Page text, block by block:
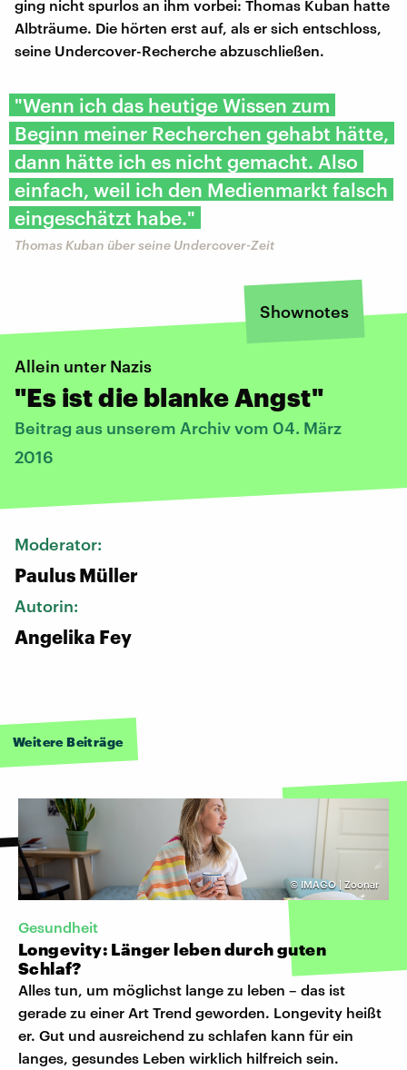
ging nicht spurlos an ihm vorbei: Thomas Kuban hatte
Albträume. Die hörten erst auf, als er sich entschloss,
seine Undercover-Recherche abzuschließen.
"Wenn ich das heutige Wissen zum
Beginn meiner Recherchen gehabt hätte,
dann hätte ich es nicht gemacht. Also
einfach, weil ich den Medienmarkt falsch
eingeschätzt habe."
Thomas Kuban über seine Undercover-Zeit
Shownotes
Allein unter Nazis
"Es ist die blanke Angst"
Beitrag aus unserem Archiv vom 04. März
2016
Moderator:
Paulus Müller
Autorin:
Angelika Fey
Weitere Beiträge
© IMAGO | Zoonar
Gesundheit
Longevity: Länger leben durch guten
Schlaf?
Alles tun, um möglichst lange zu leben – das ist
gerade zu einer Art Trend geworden. Longevity heißt
er. Gut und ausreichend zu schlafen kann für ein
langes, gesundes Leben wirklich hilfreich sein.